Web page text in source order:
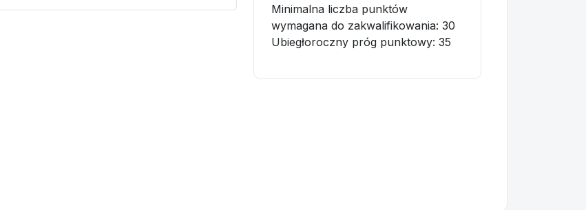
Minimalna liczba punktów
wymagana do zakwalifikowania: 30
Ubiegłoroczny próg punktowy: 35